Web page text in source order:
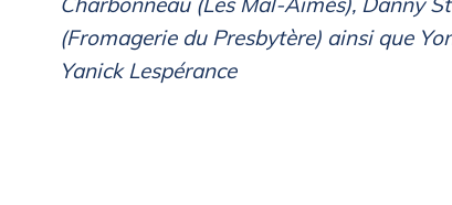
(Fromagerie du Presbytère) ainsi que
Yanick Lespérance